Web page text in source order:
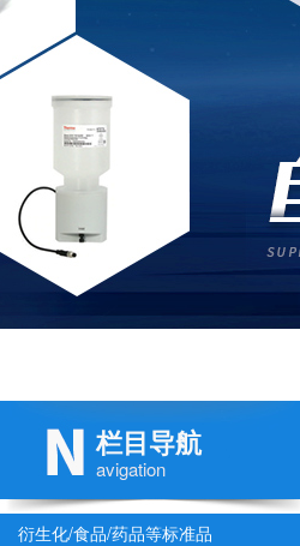
栏目导航
avigation
衍生化/食品/药品等标准品